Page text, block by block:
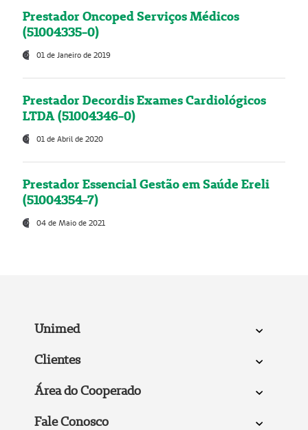
Prestador Oncoped Serviços Médicos
(51004335-0)
01 de Janeiro de 2019
Prestador Decordis Exames Cardiológicos
LTDA (51004346-0)
01 de Abril de 2020
Prestador Essencial Gestão em Saúde Ereli
(51004354-7)
04 de Maio de 2021
Unimed
Clientes
Área do Cooperado
Fale Conosco